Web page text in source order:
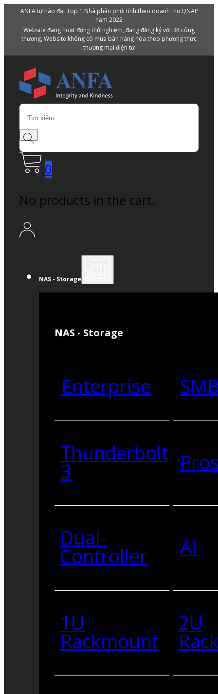
ANFA tự hào đạt Top 1 Nhà phân phối tính theo doanh thu QNAP
năm 2022
Website đang hoạt động thử nghiệm, đang đăng ký với Bộ công
thương, Website không có mua bán hàng hóa theo phương thức
thương mại điện tử
Search
0
No products in the cart.
NAS - Storage
NAS - Storage
Enterprise
Thunderbolt
3
Dual-
Controller AI
1U
Rackmount
2U